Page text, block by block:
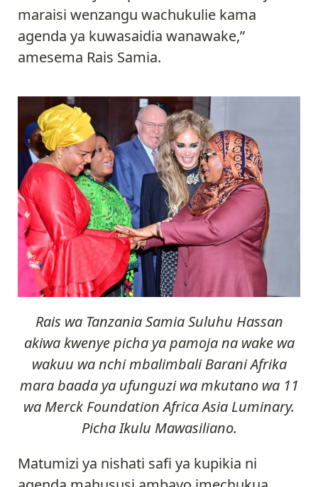
maraisi wenzangu wachukulie kama
agenda ya kuwasaidia wanawake,”
amesema Rais Samia.
Rais wa Tanzania Samia Suluhu Hassan
akiwa kwenye picha ya pamoja na wake wa
wakuu wa nchi mbalimbali Barani Afrika
mara baada ya ufunguzi wa mkutano wa 11
wa Merck Foundation Africa Asia Luminary.
Picha Ikulu Mawasiliano.
Matumizi ya nishati safi ya kupikia ni